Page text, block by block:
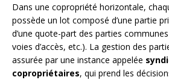
Dans une copropriété horizontale,
possède un lot composé d’une partie
d’une quote-part des parties
voies d’accès, etc.). La gestion des
assurée par une instance appelée
copropriétaires, qui prend les